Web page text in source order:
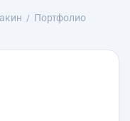
Портфолио